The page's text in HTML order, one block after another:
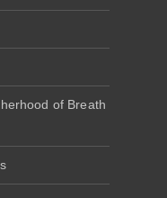
of Breath